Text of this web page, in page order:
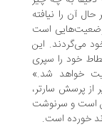
نیافته
است
این
را سپری
شد.»
سارتر،
و سرنوشت
است.